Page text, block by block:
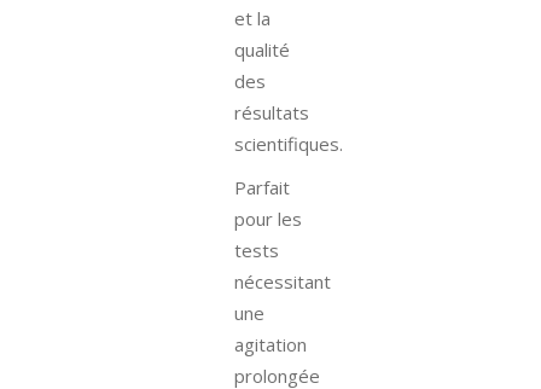
et la
qualité
des
résultats
scientifiques.
Parfait
pour les
tests
nécessitant
une
agitation
prolongée